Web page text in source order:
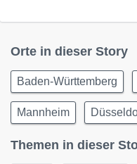
Orte in dieser Story
Baden-Württemberg
Mannheim
Themen in dieser